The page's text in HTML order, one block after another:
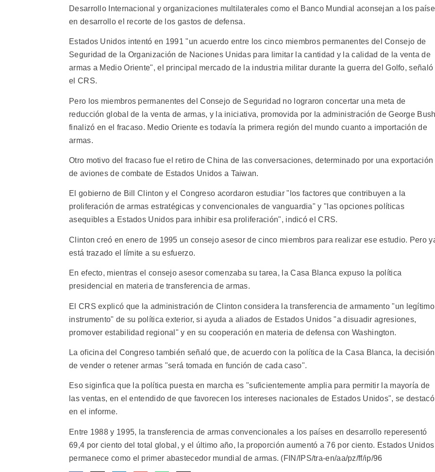
Desarrollo Internacional y organizaciones multilaterales como el Banco Mundial aconsejan a los
en desarrollo el recorte de los gastos de defensa.
Estados Unidos intentó en 1991 "un acuerdo entre los cinco miembros permanentes del Consejo de
Seguridad de la Organización de Naciones Unidas para limitar la cantidad y la calidad de la venta de
armas a Medio Oriente", el principal mercado de la industria militar durante la guerra del Golfo, señaló
el CRS.
Pero los miembros permanentes del Consejo de Seguridad no lograron concertar una meta de
reducción global de la venta de armas, y la iniciativa, promovida por la administración de George
finalizó en el fracaso. Medio Oriente es todavía la primera región del mundo cuanto a importación de
armas.
Otro motivo del fracaso fue el retiro de China de las conversaciones, determinado por una exportación
de aviones de combate de Estados Unidos a Taiwan.
El gobierno de Bill Clinton y el Congreso acordaron estudiar "los factores que contribuyen a la
proliferación de armas estratégicas y convencionales de vanguardia" y "las opciones políticas
asequibles a Estados Unidos para inhibir esa proliferación", indicó el CRS.
Clinton creó en enero de 1995 un consejo asesor de cinco miembros para realizar ese estudio. Pero
está trazado el límite a su esfuerzo.
En efecto, mientras el consejo asesor comenzaba su tarea, la Casa Blanca expuso la política
presidencial en materia de transferencia de armas.
El CRS explicó que la administración de Clinton considera la transferencia de armamento "un legítimo
instrumento" de su política exterior, si ayuda a aliados de Estados Unidos "a disuadir agresiones,
promover estabilidad regional" y en su cooperación en materia de defensa con Washington.
La oficina del Congreso también señaló que, de acuerdo con la política de la Casa Blanca, la decisión
de vender o retener armas "será tomada en función de cada caso".
Eso siginfica que la política puesta en marcha es "suficientemente amplia para permitir la mayoría de
las ventas, en el entendido de que favorecen los intereses nacionales de Estados Unidos", se destacó
en el informe.
Entre 1988 y 1995, la transferencia de armas convencionales a los países en desarrollo reperesentó
69,4 por ciento del total global, y el último año, la proporción aumentó a 76 por ciento. Estados Unidos
permanece como el primer abastecedor mundial de armas. (FIN/IPS/tra-en/aa/pz/ff/ip/96